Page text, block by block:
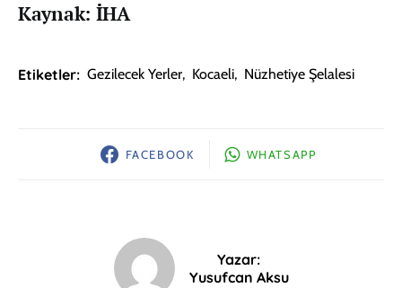
Kaynak: İHA
Etiketler: Gezilecek Yerler, Kocaeli, Nüzhetiye Şelalesi
FACEBOOK WHATSAPP
Yazar:
Yusufcan Aksu